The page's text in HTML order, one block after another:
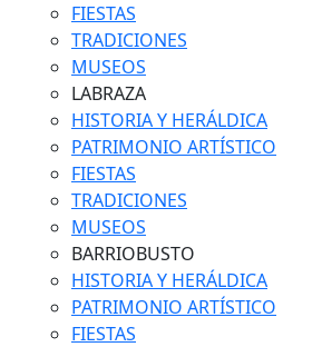
FIESTAS
TRADICIONES
MUSEOS
LABRAZA
HISTORIA Y HERÁLDICA
PATRIMONIO ARTÍSTICO
FIESTAS
TRADICIONES
MUSEOS
BARRIOBUSTO
HISTORIA Y HERÁLDICA
PATRIMONIO ARTÍSTICO
FIESTAS